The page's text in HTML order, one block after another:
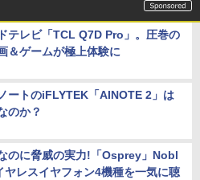
テレビ「TCL Q7D Pro」。圧巻の
＆ゲームが極上体験に
ートのiFLYTEK「AINOTE 2」は
のか？
のに脅威の実力!「Osprey」Nobl
レスイヤフォン4機種を一気に聴